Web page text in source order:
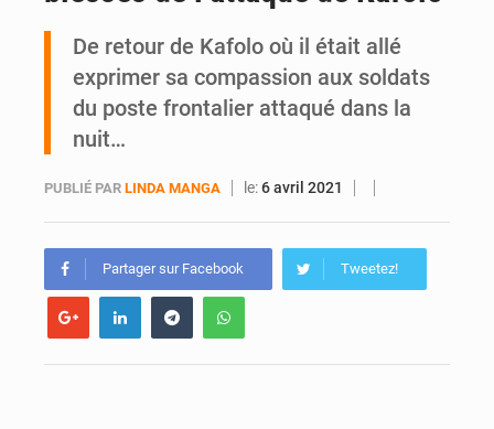
An 66 de l’Indépendance : l’intégralité du message à la Nation du président Alassane Ouattara
De retour de Kafolo où il était allé
exprimer sa compassion aux soldats
du poste frontalier attaqué dans la
nuit…
PUBLIÉ PAR LINDA MANGA le:6 avril 2021
Partager sur Facebook Tweetez!